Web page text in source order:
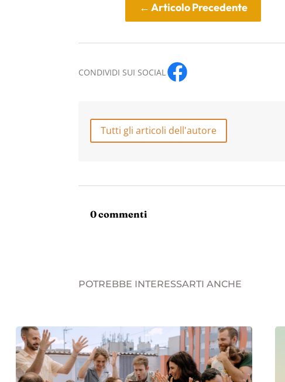
← Articolo Precedente
CONDIVIDI SUI SOCIAL
Tutti gli articoli dell'autore
0 commenti
POTREBBE INTERESSARTI ANCHE